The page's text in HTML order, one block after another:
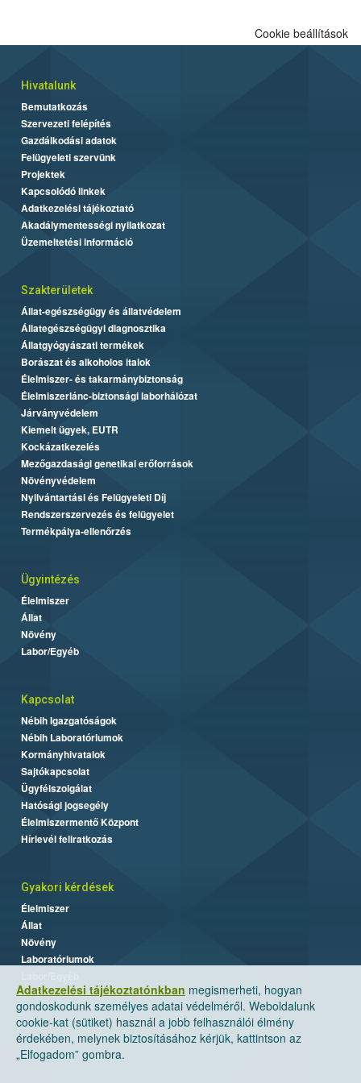
Adatkezelési tájékoztatónkban megismerheti, hogyan
gondoskodunk személyes adatai védelméről. Weboldalunk
cookie-kat (sütiket) használ a jobb felhasználói élmény
érdekében, melynek biztosításához kérjük, kattintson az
„Elfogadom” gombra.
Cookie beállítások
Hivatalunk
Bemutatkozás
Szervezeti felépítés
Gazdálkodási adatok
Felügyeleti szervünk
Projektek
Kapcsolódó linkek
Adatkezelési tájékoztató
Akadálymentességi nyilatkozat
Üzemeltetési információ
Szakterületek
Állat-egészségügy és állatvédelem
Állategészségügyi diagnosztika
Állatgyógyászati termékek
Borászat és alkoholos italok
Élelmiszer- és takarmánybiztonság
Élelmiszerlánc-biztonsági laborhálózat
Járványvédelem
Kiemelt ügyek, EUTR
Kockázatkezelés
Mezőgazdasági genetikai erőforrások
Növényvédelem
Nyilvántartási és Felügyeleti Díj
Rendszerszervezés és felügyelet
Termékpálya-ellenőrzés
Ügyintézés
Élelmiszer
Állat
Növény
Labor/Egyéb
Kapcsolat
Nébih Igazgatóságok
Nébih Laboratóriumok
Kormányhivatalok
Sajtókapcsolat
Ügyfélszolgálat
Hatósági jogsegély
Élelmiszermentő Központ
Hírlevél feliratkozás
Gyakori kérdések
Élelmiszer
Állat
Növény
Laboratóriumok